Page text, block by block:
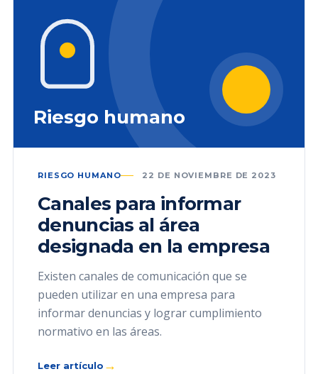
Riesgo humano
RIESGO HUMANO 22 DE NOVIEMBRE DE 2023
Canales para informar
denuncias al área
designada en la empresa
Existen canales de comunicación que se
pueden utilizar en una empresa para
informar denuncias y lograr cumplimiento
normativo en las áreas.
Leer artículo →